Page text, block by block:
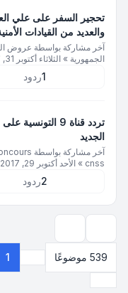
تحجير السفر على علي
والعديد من القيادات
آخر مشاركة بواسطة عروض
الجمهورية » الثلاثاء أكتوبر 31, 2017 3:11 pm
1ردود
تردد قناة 9
الجديد
آخر مشاركة بواسطة
cnss
» الأحد أكتوبر 29, 2017 9:47 am
2ردود
539 موضوعًا
صفحة1
1